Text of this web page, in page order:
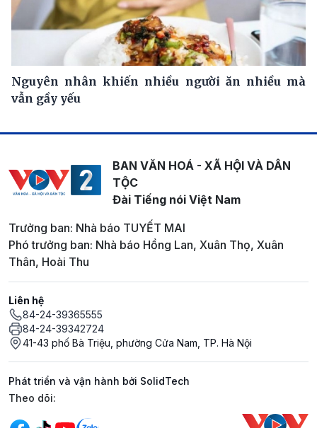
Nguyên nhân khiến nhiều người ăn nhiều mà
vẫn gầy yếu
BAN VĂN HOÁ - XÃ HỘI VÀ DÂN
TỘC
Đài Tiếng nói Việt Nam
Trưởng ban: Nhà báo TUYẾT MAI
Phó trưởng ban: Nhà báo Hồng Lan, Xuân Thọ, Xuân
Thân, Hoài Thu
Liên hệ
84-24-39365555
84-24-39342724
41-43 phố Bà Triệu, phường Cửa Nam, TP. Hà Nội
Phát triển và vận hành bởi SolidTech
Mạng xã hội
Theo dõi: